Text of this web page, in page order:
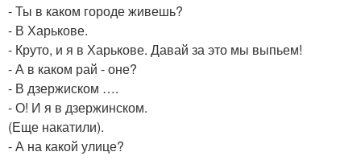
- Ты в каком городе живешь?
- В Харькове.
- Круто, и я в Харькове. Давай за это мы выпьем!
- А в каком рай - оне?
- В дзержиском ….
- О! И я в дзержинском.
(Еще накатили).
- А на какой улице?